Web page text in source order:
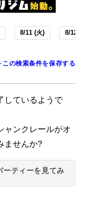
8/11 (火) 8/12 (
この検索条件を保存する
しているようで
ャンクレールがオ
ませんか?
ーティーを見てみ